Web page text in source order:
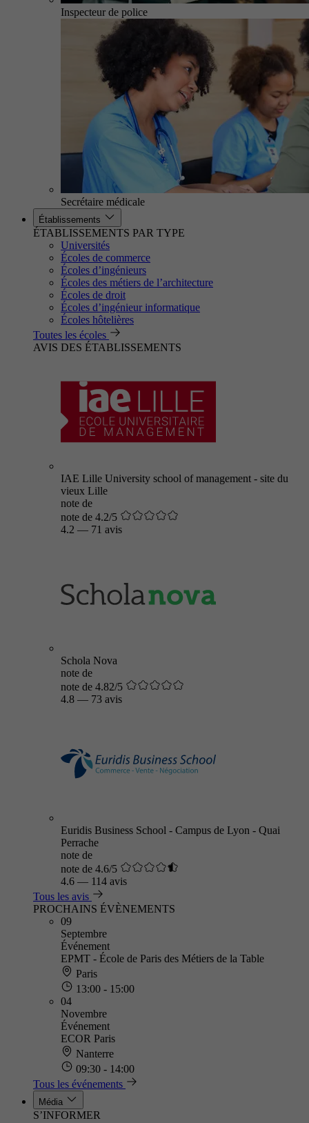
Inspecteur de police
Secrétaire médicale
Établissements
ÉTABLISSEMENTS PAR TYPE
Universités
Écoles de commerce
Écoles d’ingénieurs
Écoles des métiers de l’architecture
Écoles de droit
Écoles d’ingénieur informatique
Écoles hôtelières
Toutes les écoles
AVIS DES ÉTABLISSEMENTS
IAE Lille University school of management - site du
vieux Lille
note de
note de 4.2/5
4.2 — 71 avis
Schola Nova
note de
note de 4.82/5
4.8 — 73 avis
Euridis Business School - Campus de Lyon - Quai
Perrache
note de
note de 4.6/5
4.6 — 114 avis
Tous les avis
PROCHAINS ÉVÈNEMENTS
09
Septembre
Événement
EPMT - École de Paris des Métiers de la Table
Paris
13:00 - 15:00
04
Novembre
Événement
ECOR Paris
Nanterre
09:30 - 14:00
Tous les événements
Média
S’INFORMER